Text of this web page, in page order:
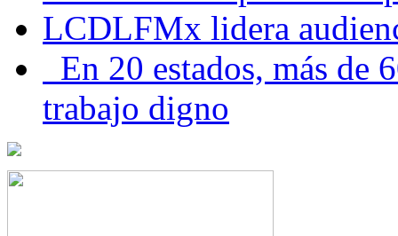
LCDLFMx lidera
En 20 estados, más de
trabajo digno